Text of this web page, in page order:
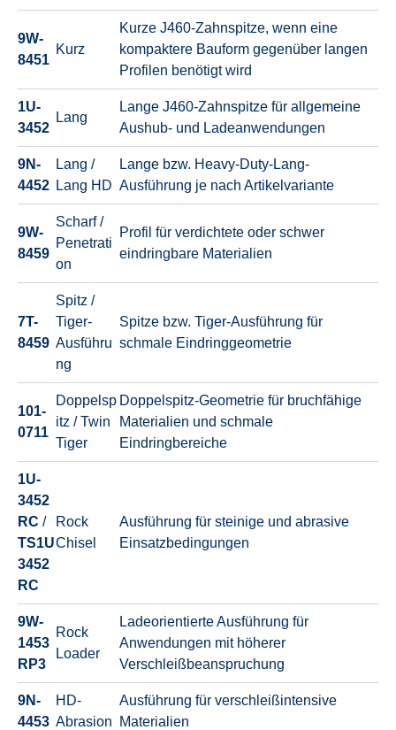
9W-
8451
Kurz
Kurze J460-Zahnspitze, wenn eine
kompaktere Bauform gegenüber langen
Profilen benötigt wird
1U-
3452
Lang
Lange J460-Zahnspitze für allgemeine
Aushub- und Ladeanwendungen
9N-
4452
Lang /
Lang HD
Lange bzw. Heavy-Duty-Lang-
Ausführung je nach Artikelvariante
9W-
8459
Scharf /
Penetrati
on
Profil für verdichtete oder schwer
eindringbare Materialien
7T-
8459
Spitz /
Tiger-
Ausführu
ng
Spitze bzw. Tiger-Ausführung für
schmale Eindringgeometrie
101-
0711
Doppelsp
itz / Twin
Tiger
Doppelspitz-Geometrie für bruchfähige
Materialien und schmale
Eindringbereiche
1U-
3452
RC /
TS1U
3452
RC
Rock
Chisel
Ausführung für steinige und abrasive
Einsatzbedingungen
9W-
1453
RP3
Rock
Loader
Ladeorientierte Ausführung für
Anwendungen mit höherer
Verschleißbeanspruchung
9N-
4453
HD-
Abrasion
Ausführung für verschleißintensive
Materialien